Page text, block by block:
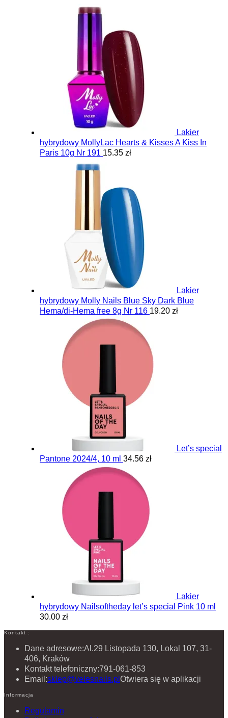
Lakier
hybrydowy MollyLac Hearts & Kisses A Kiss In
Paris 10g Nr 191 15.35 zł
Lakier
hybrydowy Molly Nails Blue Sky Dark Blue
Hema/di-Hema free 8g Nr 116 19.20 zł
Let’s special
Pantone 2024/4, 10 ml 34.56 zł
Lakier
hybrydowy Nailsoftheday let’s special Pink 10 ml
30.00 zł
Kontakt :
Dane adresowe:Al.29 Listopada 130, Lokal 107, 31-
406, Kraków
Kontakt telefoniczny:791-061-853
Email:sklep@velesnails.pl Otwiera się w aplikacji
Informacja
Regulamin